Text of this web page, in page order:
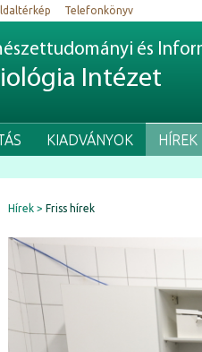
Telefonkönyv
és
Intézet
KIADVÁNYOK HÍREK
Hírek Friss hírek